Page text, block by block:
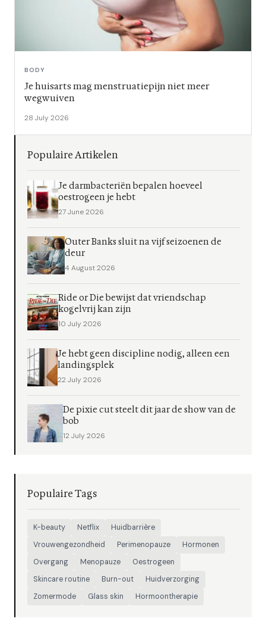
BODY
Je huisarts mag menstruatiepijn niet meer
wegwuiven
28 July 2026
Populaire Artikelen
Je darmbacteriën bepalen hoeveel
oestrogeen je hebt
27 June 2026
Outer Banks sluit na vijf seizoenen de
deur
4 August 2026
Ride or Die bewijst dat vriendschap
kogelvrij kan zijn
10 July 2026
Je hebt geen discipline nodig, alleen een
landingsplek
22 July 2026
De pixie cut steelt dit jaar de show van de
bob
12 July 2026
Populaire Tags
K-beauty Netflix
Huidbarrière
Vrouwengezondheid
Perimenopauze
Hormonen
Overgang
Menopauze
Oestrogeen
Skincare routine
Burn-out
Huidverzorging
Zomermode
Glass skin Hormoontherapie